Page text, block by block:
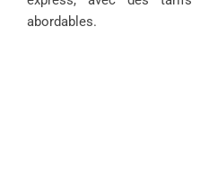
abordables.